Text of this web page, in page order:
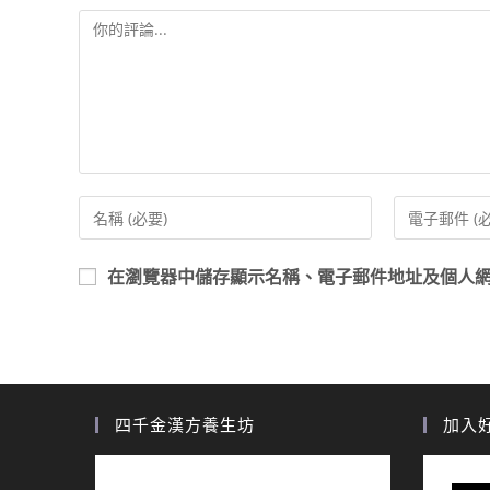
在瀏覽器中儲存顯示名稱、電子郵件地址及個人
四千金漢方養生坊 加入